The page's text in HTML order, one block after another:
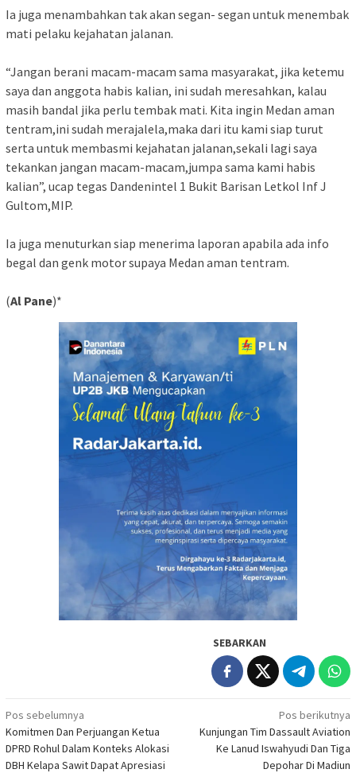
Ia juga menambahkan tak akan segan- segan untuk menembak
mati pelaku kejahatan jalanan.
“Jangan berani macam-macam sama masyarakat, jika ketemu
saya dan anggota habis kalian, ini sudah meresahkan, kalau
masih bandal jika perlu tembak mati. Kita ingin Medan aman
tentram,ini sudah merajalela,maka dari itu kami siap turut
serta untuk membasmi kejahatan jalanan,sekali lagi saya
tekankan jangan macam-macam,jumpa sama kami habis
kalian”, ucap tegas Dandenintel 1 Bukit Barisan Letkol Inf J
Gultom,MIP.
Ia juga menuturkan siap menerima laporan apabila ada info
begal dan genk motor supaya Medan aman tentram.
(Al Pane)*
SEBARKAN
Navigasi
pos
Pos sebelumnya
Komitmen Dan Perjuangan Ketua
DPRD Rohul Dalam Konteks Alokasi
DBH Kelapa Sawit Dapat Apresiasi
Pos berikutnya
Kunjungan Tim Dassault Aviation
Ke Lanud Iswahyudi Dan Tiga
Depohar Di Madiun